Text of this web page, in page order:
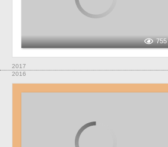
755
2017
2016